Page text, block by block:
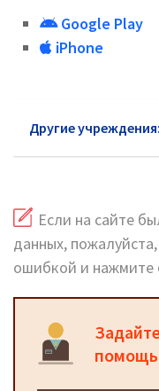
Google Play
iPhone
Другие учреждения:
Если на сайте
данных,
ошибкой и нажмите